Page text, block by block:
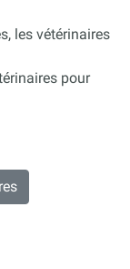
les vétérinaires
pour